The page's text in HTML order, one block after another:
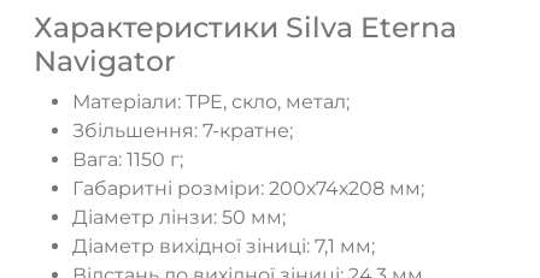
Характеристики Silva Eterna
Navigator
Матеріали: TPE, скло, метал;
Збільшення: 7-кратне;
Вага: 1150 г;
Габаритні розміри: 200х74х208 мм;
Діаметр лінзи: 50 мм;
Діаметр вихідної зіниці: 7,1 мм;